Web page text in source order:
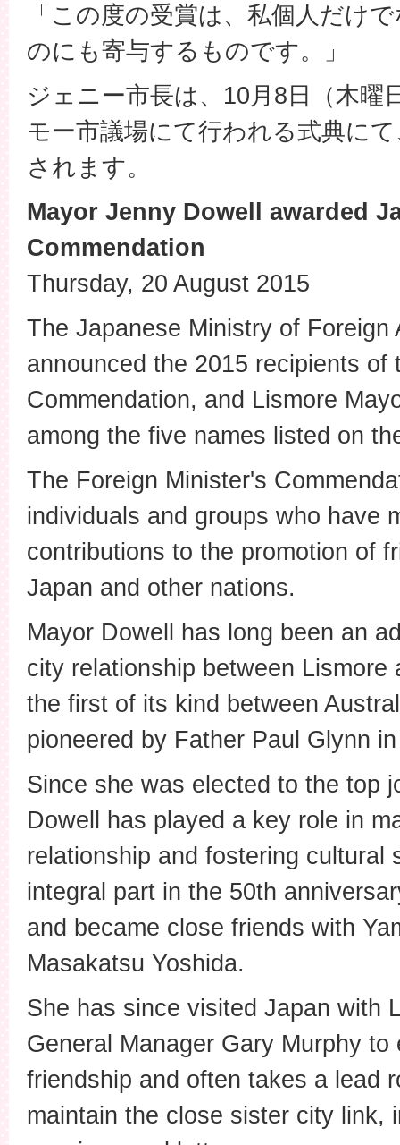
「この度の受賞は、私個人だけ
のにも寄与するものです。」
ジェニー市長は、10月8日（木曜
モー市議場にて行われる式典に
されます。
Mayor Jenny Dowell awarded
Commendation
Thursday, 20 August 2015
The Japanese Ministry of Foreign
announced the 2015 recipients of
Commendation, and Lismore
among the five names listed on
The Foreign Minister's
individuals and groups who have
contributions to the promotion of
Japan and other nations.
Mayor Dowell has long been an
city relationship between Lismore
the first of its kind between
pioneered by Father Paul Glynn
Since she was elected to the top
Dowell has played a key role in
relationship and fostering cultural
integral part in the 50th
and became close friends with
Masakatsu Yoshida.
She has since visited Japan with
General Manager Gary Murphy
friendship and often takes a lead
maintain the close sister city link,